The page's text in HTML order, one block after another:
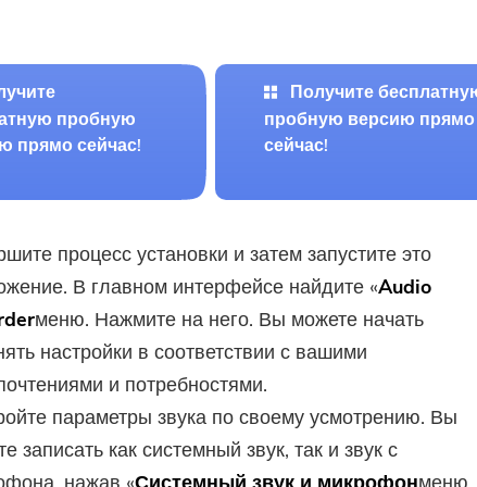
пробную
прямо сейчас!
Получите
пробную версию прямо
сейчас!
процесс установки и затем запустите это
В главном интерфейсе найдите «Audio
меню. Нажмите на него. Вы можете начать
настройки в соответствии с вашими
и потребностями.
параметры звука по своему усмотрению. Вы
записать как системный звук, так и звук с